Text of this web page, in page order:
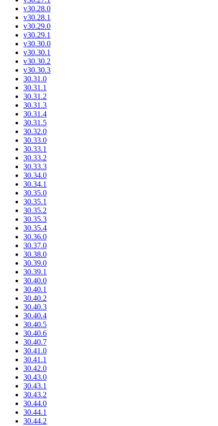
v30.28.0
v30.28.1
v30.29.0
v30.29.1
v30.30.0
v30.30.1
v30.30.2
v30.30.3
30.31.0
30.31.1
30.31.2
30.31.3
30.31.4
30.31.5
30.32.0
30.33.0
30.33.1
30.33.2
30.33.3
30.34.0
30.34.1
30.35.0
30.35.1
30.35.2
30.35.3
30.35.4
30.36.0
30.37.0
30.38.0
30.39.0
30.39.1
30.40.0
30.40.1
30.40.2
30.40.3
30.40.4
30.40.5
30.40.6
30.40.7
30.41.0
30.41.1
30.42.0
30.43.0
30.43.1
30.43.2
30.44.0
30.44.1
30.44.2